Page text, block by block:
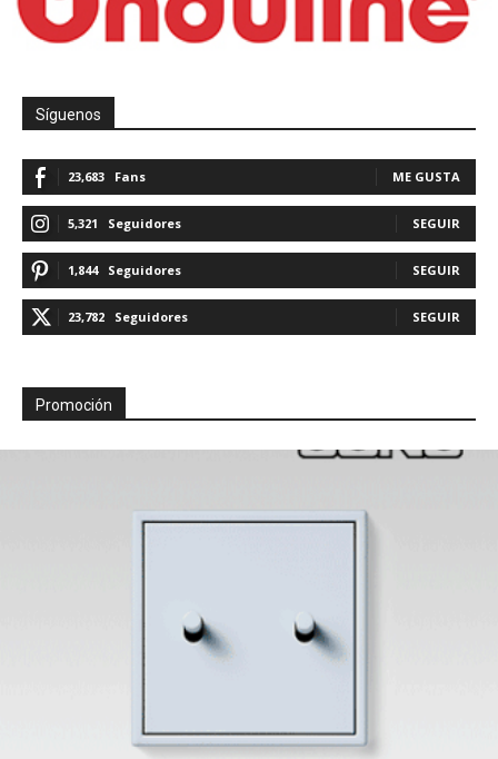
Síguenos
23,683 Fans ME GUSTA
5,321 Seguidores SEGUIR
1,844 Seguidores SEGUIR
23,782 Seguidores SEGUIR
Promoción